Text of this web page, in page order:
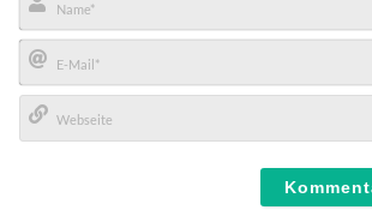
Name*
E-
Mail*